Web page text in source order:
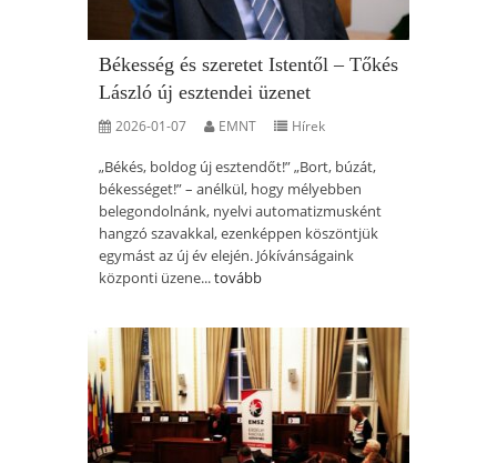
Békesség és szeretet Istentől – Tőkés
László új esztendei üzenet
2026-01-07 EMNT Hírek
„Békés, boldog új esztendőt!” „Bort, búzát,
békességet!” – anélkül, hogy mélyebben
belegondolnánk, nyelvi automatizmusként
hangzó szavakkal, ezenképpen köszöntjük
egymást az új év elején. Jókívánságaink
központi üzene...tovább